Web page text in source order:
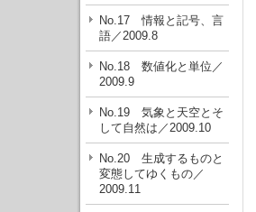
No.17 情報と記号、言
語／2009.8
No.18 数値化と単位／
2009.9
No.19 気象と天空とそ
して自然は／2009.10
No.20 生成するものと
変態してゆくもの／
2009.11